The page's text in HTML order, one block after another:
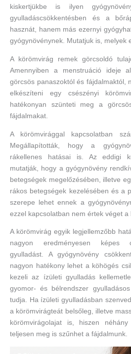
kiskertjükbe is ilyen
gyulladáscsökkentésben és a
hasznát, hanem más ezernyi
gyógynövénynek. Mutatjuk is, melyek
A körömvirág remek görcsoldó
Amennyiben a menstruáció ideje
görcsös panaszoktól és fájdalmaktól,
elkészíteni egy csészényi
hatékonyan szünteti meg a
fájdalmakat.
A körömvirággal kapcsolatban
Megállapították, hogy a
rákellenes hatásai is. Az eddigi
mutatják, hogy a gyógynövény
betegségek megelőzésében, illetve
rákos betegségek kezelésében és a
szerepe lehet ennek a
ezzel kapcsolatban nem értek véget a
A körömvirág egyik legjellemzőbb
nagyon eredményesen képes
gyulladást. A gyógynövény
nagyon hatékony lehet a köhögés
kezeli az ízületi gyulladás
gyomor- és bélrendszer
tudja. Ha ízületi gyulladásban
a körömvirágteát belsőleg, illetve
körömvirágolajat is, hiszen
teljesen meg is szűnhet a fájdalmunk.